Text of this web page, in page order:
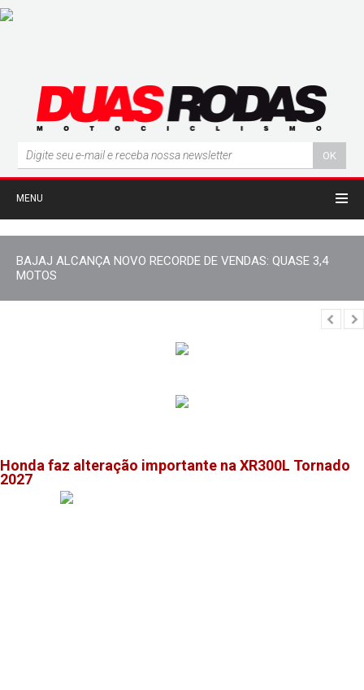
MENU
BAJAJ ALCANÇA NOVO RECORDE DE VENDAS: QUASE 3,4
MOTOS
Honda faz alteração importante na XR300L Tornado
2027